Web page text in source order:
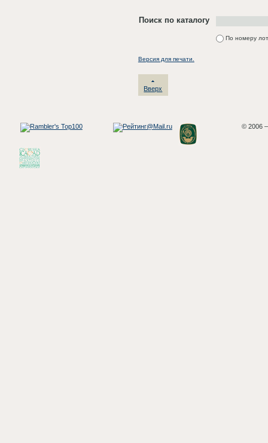
Поиск по каталогу
По номеру
Версия для печати.
Вверх
© 2006